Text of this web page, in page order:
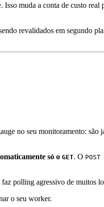
muda a conta de custo
revalidados em segundo
no seu monitoramento: são
só o GET. O
polling agressivo de muitos
o seu worker.